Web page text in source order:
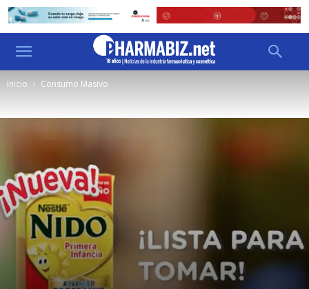
Inicio Consumo Masivo